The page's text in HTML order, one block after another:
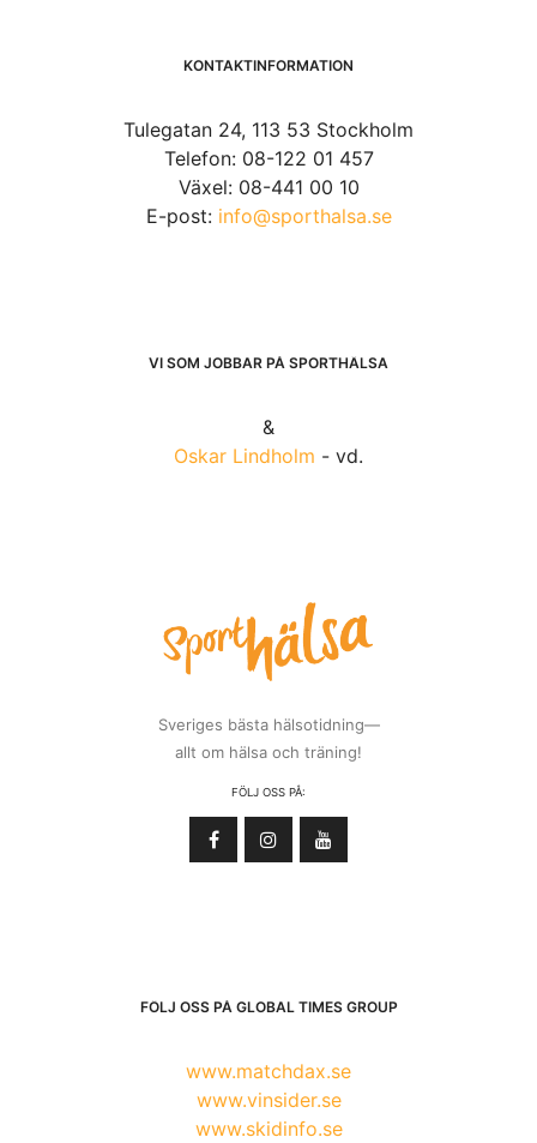
KONTAKTINFORMATION
Tulegatan 24, 113 53 Stockholm
Telefon: 08-122 01 457
Växel: 08-441 00 10
E-post: info@sporthalsa.se
VI SOM JOBBAR PÅ SPORTHÄLSA
&
Oskar Lindholm - vd.
Sveriges bästa hälsotidning—
allt om hälsa och träning!
FÖLJ OSS PÅ:
FÖLJ OSS PÅ GLOBAL TIMES GROUP
www.matchdax.se
www.vinsider.se
www.skidinfo.se